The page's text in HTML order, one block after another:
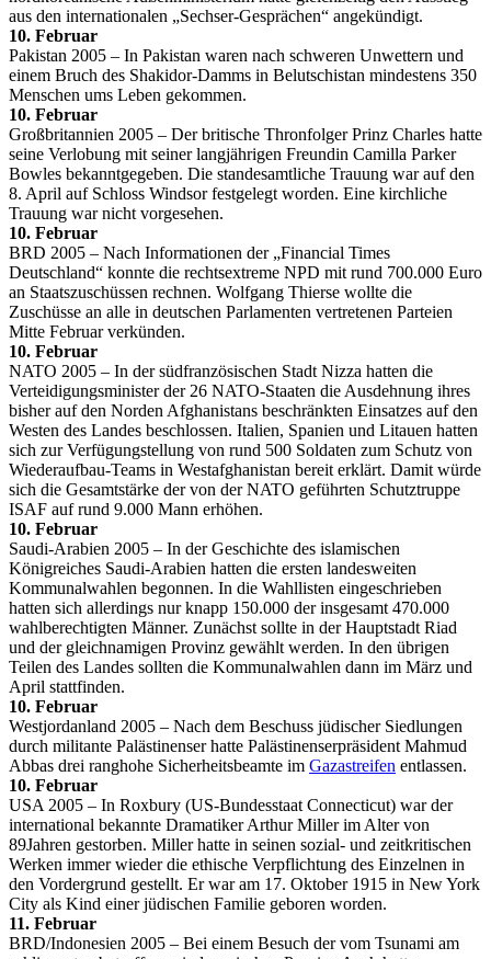
aus den internationalen „Sechser-Gesprächen“ angekündigt.
10. Februar
Pakistan 2005 – In Pakistan waren nach schweren Unwettern und
einem Bruch des Shakidor-Damms in Belutschistan mindestens 350
Menschen ums Leben gekommen.
10. Februar
Großbritannien 2005 – Der britische Thronfolger Prinz Charles hatte
seine Verlobung mit seiner langjährigen Freundin Camilla Parker
Bowles bekanntgegeben. Die standesamtliche Trauung war auf den
8. April auf Schloss Windsor festgelegt worden. Eine kirchliche
Trauung war nicht vorgesehen.
10. Februar
BRD 2005 – Nach Informationen der „Financial Times
Deutschland“ konnte die rechtsextreme NPD mit rund 700.000 Euro
an Staatszuschüssen rechnen. Wolfgang Thierse wollte die
Zuschüsse an alle in deutschen Parlamenten vertretenen Parteien
Mitte Februar verkünden.
10. Februar
NATO 2005 – In der südfranzösischen Stadt Nizza hatten die
Verteidigungsminister der 26 NATO-Staaten die Ausdehnung ihres
bisher auf den Norden Afghanistans beschränkten Einsatzes auf den
Westen des Landes beschlossen. Italien, Spanien und Litauen hatten
sich zur Verfügungstellung von rund 500 Soldaten zum Schutz von
Wiederaufbau-Teams in Westafghanistan bereit erklärt. Damit würde
sich die Gesamtstärke der von der NATO geführten Schutztruppe
ISAF auf rund 9.000 Mann erhöhen.
10. Februar
Saudi-Arabien 2005 – In der Geschichte des islamischen
Königreiches Saudi-Arabien hatten die ersten landesweiten
Kommunalwahlen begonnen. In die Wahllisten eingeschrieben
hatten sich allerdings nur knapp 150.000 der insgesamt 470.000
wahlberechtigten Männer. Zunächst sollte in der Hauptstadt Riad
und der gleichnamigen Provinz gewählt werden. In den übrigen
Teilen des Landes sollten die Kommunalwahlen dann im März und
April stattfinden.
10. Februar
Westjordanland 2005 – Nach dem Beschuss jüdischer Siedlungen
durch militante Palästinenser hatte Palästinenserpräsident Mahmud
Abbas drei ranghohe Sicherheitsbeamte im Gazastreifen entlassen.
10. Februar
USA 2005 – In Roxbury (US-Bundesstaat Connecticut) war der
international bekannte Dramatiker Arthur Miller im Alter von
89Jahren gestorben. Miller hatte in seinen sozial- und zeitkritischen
Werken immer wieder die ethische Verpflichtung des Einzelnen in
den Vordergrund gestellt. Er war am 17. Oktober 1915 in New York
City als Kind einer jüdischen Familie geboren worden.
11. Februar
BRD/Indonesien 2005 – Bei einem Besuch der vom Tsunami am